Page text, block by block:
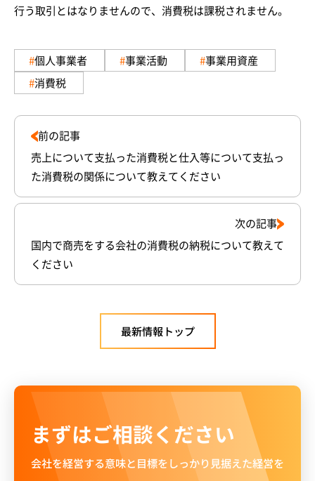
行う取引とはなりませんので、消費税は課税されません。
個人事業者 事業活動
事業用資産
消費税
前の記事
売上について支払った消費税と仕入等について支払っ
た消費税の関係について教えてください
次の記事
国内で商売をする会社の消費税の納税について教えて
ください
最新情報トップ
まずはご相談ください
会社を経営する意味と目標をしっかり見据えた経営を